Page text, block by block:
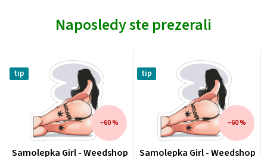
Naposledy ste prezerali
tip
Samolepka Girl - Weedshop
–60 %
tip
Samolepka Girl - Weedshop
–60 %